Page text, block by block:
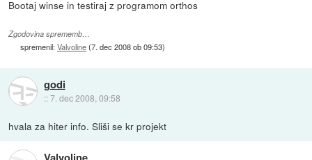
Bootaj winse in testiraj z programom orthos
Zgodovina sprememb…
spremenil:Valvoline(7. dec 2008 ob 09:53)
godi
::7. dec 2008, 09:58
hvala za hiter info. Sliši se kr projekt